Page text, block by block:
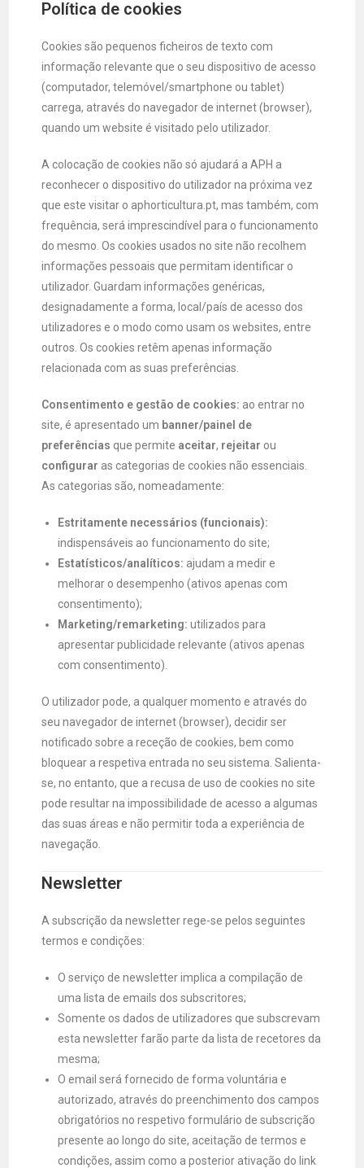
Política de cookies
Cookies são pequenos ficheiros de texto com
informação relevante que o seu dispositivo de acesso
(computador, telemóvel/smartphone ou tablet)
carrega, através do navegador de internet (browser),
quando um website é visitado pelo utilizador.
A colocação de cookies não só ajudará a APH a
reconhecer o dispositivo do utilizador na próxima vez
que este visitar o aphorticultura.pt, mas também, com
frequência, será imprescindível para o funcionamento
do mesmo. Os cookies usados no site não recolhem
informações pessoais que permitam identificar o
utilizador. Guardam informações genéricas,
designadamente a forma, local/país de acesso dos
utilizadores e o modo como usam os websites, entre
outros. Os cookies retêm apenas informação
relacionada com as suas preferências.
Consentimento e gestão de cookies: ao entrar no
site, é apresentado um banner/painel de
preferências que permite aceitar, rejeitar ou
configurar as categorias de cookies não essenciais.
As categorias são, nomeadamente:
Estritamente necessários (funcionais):
indispensáveis ao funcionamento do site;
Estatísticos/analíticos: ajudam a medir e
melhorar o desempenho (ativos apenas com
consentimento);
Marketing/remarketing: utilizados para
apresentar publicidade relevante (ativos apenas
com consentimento).
O utilizador pode, a qualquer momento e através do
seu navegador de internet (browser), decidir ser
notificado sobre a receção de cookies, bem como
bloquear a respetiva entrada no seu sistema. Salienta-
se, no entanto, que a recusa de uso de cookies no site
pode resultar na impossibilidade de acesso a algumas
das suas áreas e não permitir toda a experiência de
navegação.
Newsletter
A subscrição da newsletter rege-se pelos seguintes
termos e condições:
O serviço de newsletter implica a compilação de
uma lista de emails dos subscritores;
Somente os dados de utilizadores que subscrevam
esta newsletter farão parte da lista de recetores da
mesma;
O email será fornecido de forma voluntária e
autorizado, através do preenchimento dos campos
obrigatórios no respetivo formulário de subscrição
presente ao longo do site, aceitação de termos e
condições, assim como a posterior ativação do link